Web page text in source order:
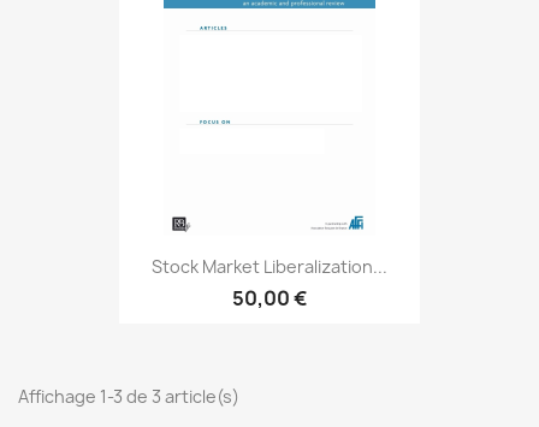
Stock Market Liberalization...
50,00 €
Affichage 1-3 de 3 article(s)